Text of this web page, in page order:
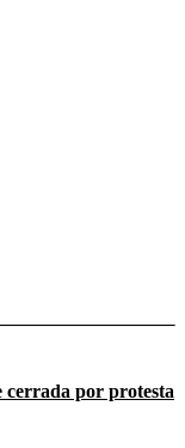
por protesta